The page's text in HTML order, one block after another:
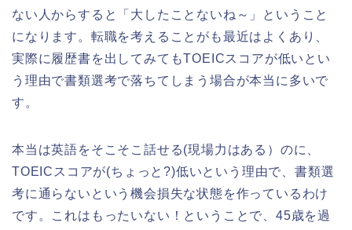
ない人からすると「大したことないね～」ということ
になります。転職を考えることがも最近はよくあり、
実際に履歴書を出してみてもTOEICスコアが低いとい
う理由で書類選考で落ちてしまう場合が本当に多いで
す。
本当は英語をそこそこ話せる(現場力はある）のに、
TOEICスコアが(ちょっと?)低いという理由で、書類選
考に通らないという機会損失な状態を作っているわけ
です。これはもったいない！ということで、45歳を過